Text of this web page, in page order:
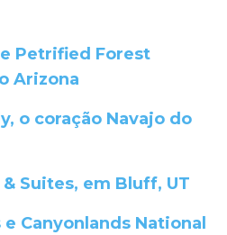
Petrified Forest
Arizona
o coração Navajo do
Suites, em Bluff, UT
Canyonlands National